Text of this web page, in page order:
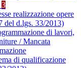
3
realizzazione opere
del d.lgs. 33/2013)
di lavori,
/ Mancata
di qualificazione